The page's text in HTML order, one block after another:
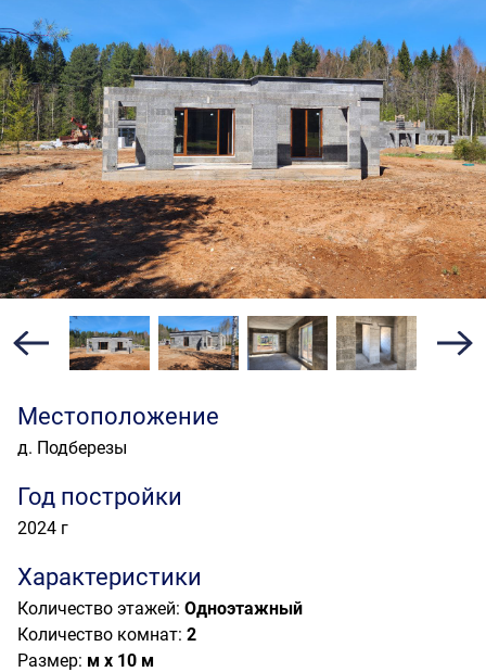
Местоположение
д. Подберезы
Год постройки
2024 г
Характеристики
Количество этажей: Одноэтажный
Количество комнат: 2
Размер: м х 10 м